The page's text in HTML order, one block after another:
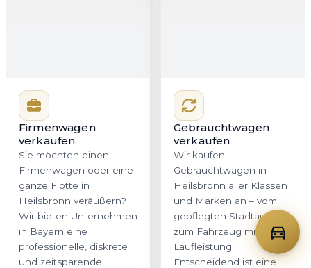
ganze Flotte in
Heilsbronn veräußern?
Wir bieten Unternehmen
in Bayern eine
professionelle, diskrete
und zeitsparende
Lösung. Mit klarer
Dokumentation,
schneller
Kommunikation und
planbarer Abholung
Heilsbronn aller Klassen
und Marken an – vom
gepflegten Stadtauto bis
zum Fahrzeug mit hoher
Laufleistung.
Entscheidend ist eine
faire und
nachvollziehbare
Bewertung. Genau das
erhalten Sie bei
Autoankauf Meister für